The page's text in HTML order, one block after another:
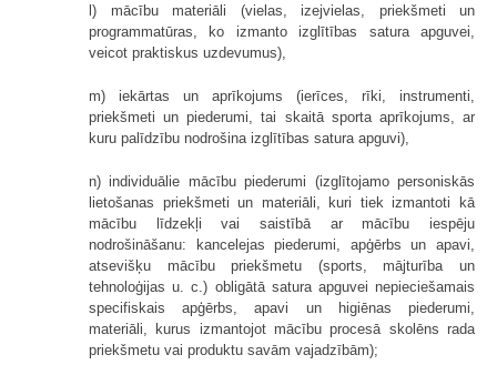
l) mācību materiāli (vielas, izejvielas, priekšmeti un
programmatūras, ko izmanto izglītības satura apguvei,
veicot praktiskus uzdevumus),
m) iekārtas un aprīkojums (ierīces, rīki, instrumenti,
priekšmeti un piederumi, tai skaitā sporta aprīkojums, ar
kuru palīdzību nodrošina izglītības satura apguvi),
n) individuālie mācību piederumi (izglītojamo personiskās
lietošanas priekšmeti un materiāli, kuri tiek izmantoti kā
mācību līdzekļi vai saistībā ar mācību iespēju
nodrošināšanu: kancelejas piederumi, apģērbs un apavi,
atsevišķu mācību priekšmetu (sports, mājturība un
tehnoloģijas u. c.) obligātā satura apguvei nepieciešamais
specifiskais apģērbs, apavi un higiēnas piederumi,
materiāli, kurus izmantojot mācību procesā skolēns rada
priekšmetu vai produktu savām vajadzībām);